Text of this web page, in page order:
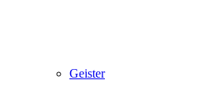
Geister